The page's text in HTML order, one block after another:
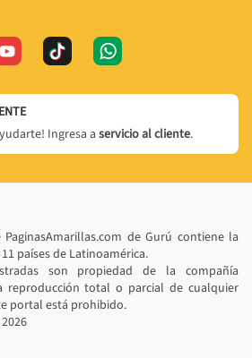
Ingresa a servicio al cliente.
de Gurú contiene la
países de Latinoamérica.
son propiedad de la compañía
reproducción total o parcial de cualquier
portal está prohibido.
2026